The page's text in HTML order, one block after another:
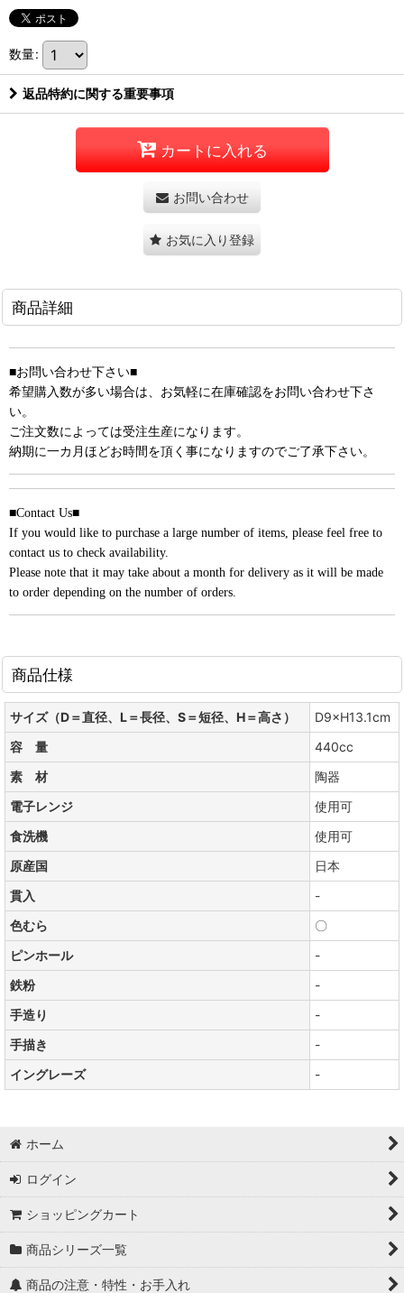
数量:
返品特約に関する重要事項
カートに入れる
お問い合わせ
お気に入り登録
商品詳細
■お問い合わせ下さい■
希望購入数が多い場合は、お気軽に在庫確認をお問い合わせ下さ
い。
ご注文数によっては受注生産になります。
納期に一カ月ほどお時間を頂く事になりますのでご了承下さい。
■Contact Us■
If you would like to purchase a large number of items, please feel free to
contact us to check availability.
Please note that it may take about a month for delivery as it will be made
to order depending on the number of orders.
商品仕様
サイズ（D＝直径、L＝長径、S＝短径、H＝高さ）
D9×H13.1cm
容 量
440cc
素 材
陶器
電子レンジ
使用可
食洗機
使用可
原産国
日本
貫入
-
色むら
〇
ピンホール
-
鉄粉
-
手造り
-
手描き
-
イングレーズ
-
ホーム
ログイン
ショッピングカート
商品シリーズ一覧
商品の注意・特性・お手入れ